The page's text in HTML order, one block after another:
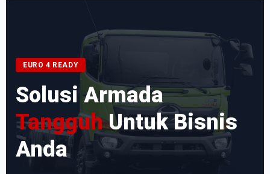
EURO 4 READY
Solusi Armada
TangguhUntuk Bisnis
Anda